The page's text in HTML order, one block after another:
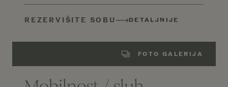
REZERVIŠITE SOBU DETALJNIJE
FOTO GALERIJA